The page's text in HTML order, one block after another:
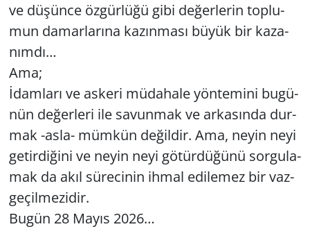
ve dü­şün­ce öz­gür­lü­ğü gibi de­ğer­le­rin top­lu­
mun da­mar­la­rı­na ka­zın­ma­sı büyük bir ka­za­
nım­dı…
Ama;
İdam­la­rı ve as­ke­ri mü­da­ha­le yön­te­mi­ni bu­gü­
nün de­ğer­le­ri ile sa­vun­mak ve ar­ka­sın­da dur­
mak -as­la- müm­kün de­ğil­dir. Ama, neyin neyi
ge­tir­di­ği­ni ve neyin neyi gö­tür­dü­ğü­nü sor­gu­la­
mak da akıl sü­re­ci­nin ihmal edi­le­mez bir vaz­
ge­çil­me­zi­dir.
Bugün 28 Mayıs 2026…